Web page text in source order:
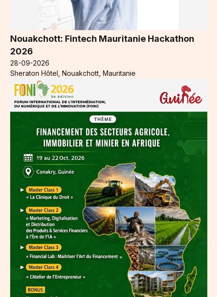
Nouakchott: Fintech Mauritanie Hackathon
2026
28-09-2026
Sheraton Hôtel, Nouakchott, Mauritanie